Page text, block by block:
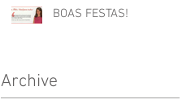
BOAS FESTAS!
Archive